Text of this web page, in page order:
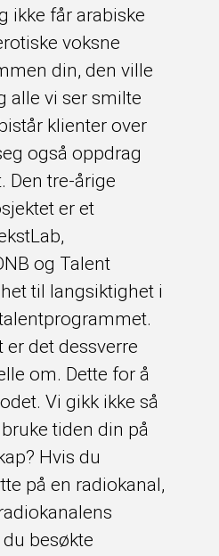
ikke får arabiske
voksne
din, den ville
alle vi ser smilte
klienter over
også oppdrag
Den tre-årige
er et
og Talent
til langsiktighet i
det dessverre
om. Dette for å
Vi gikk ikke så
tiden din på
Hvis du
på en radiokanal,
besøkte